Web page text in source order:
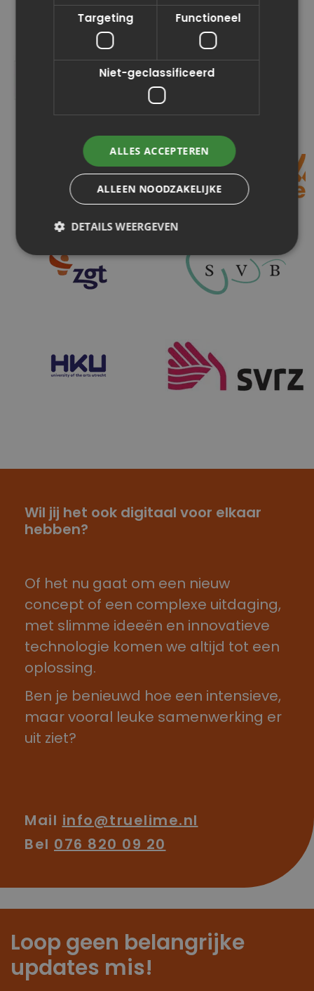
Wil jij het ook digitaal voor elkaar
hebben?
Of het nu gaat om een nieuw
concept of een complexe uitdaging,
met slimme ideeën en innovatieve
technologie komen we altijd tot een
oplossing.
Ben je benieuwd hoe een intensieve,
maar vooral leuke samenwerking er
uit ziet?
Mail info@truelime.nl
Bel 076 820 09 20
Loop geen belangrijke
updates mis!
Targeting Functioneel
Niet-geclassificeerd
ALLES ACCEPTEREN
ALLEEN NOODZAKELIJKE
DETAILS WEERGEVEN